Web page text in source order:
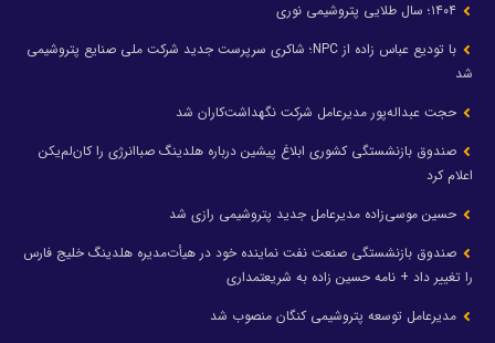
با تودیع عباس زاده از NPC؛ شاکری سرپرست جدید شرکت ملی صنایع پتروشیمی
شد
حجت عبداله‌پور مدیرعامل شرکت نگهداشت‌کاران شد
صندوق بازنشستگی کشوری ابلاغ پیشین درباره هلدینگ صباانرژی را کان‌لم‌یکن
اعلام کرد
حسین موسی‌زاده مدیرعامل جدید پتروشیمی رازی شد
صندوق بازنشستگی صنعت نفت نماینده خود در هیأت‌مدیره هلدینگ خلیج فارس
را تغییر داد + نامه حسین زاده به شریعتمداری
مدیرعامل توسعه پتروشیمی کنگان منصوب شد